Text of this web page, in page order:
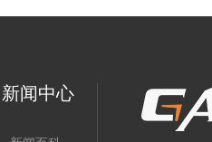
新闻中心